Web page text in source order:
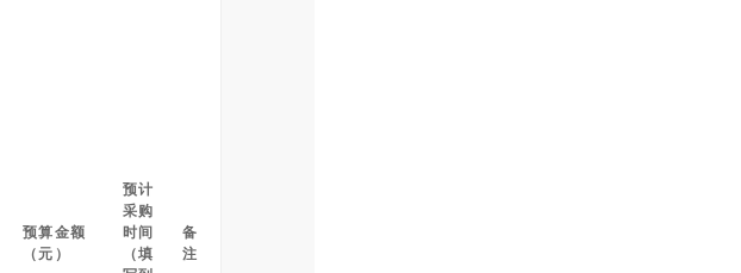
预算金额
（元）
预计
采购
时间
（填
备
注